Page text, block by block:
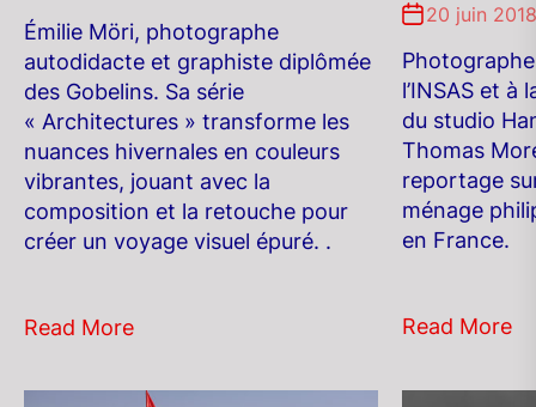
Émilie Möri, photographe
autodidacte et graphiste diplômée
des Gobelins. Sa série
« Architectures » transforme les
nuances hivernales en couleurs
vibrantes, jouant avec la
composition et la retouche pour
créer un voyage visuel épuré. .
Read More
20 juin 2018
l’INSAS et à
du studio
Thomas
reportage
ménage
en France.
Read More